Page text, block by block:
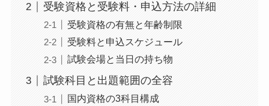
受験資格と受験料・申込方法の詳細
受験資格の有無と年齢制限
受験料と申込スケジュール
試験会場と当日の持ち物
試験科目と出題範囲の全容
国内資格の3科目構成